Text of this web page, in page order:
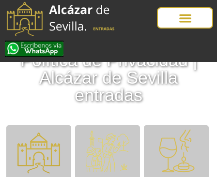
Política de Privacidad |
Alcázar de Sevilla
entradas